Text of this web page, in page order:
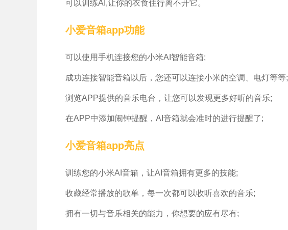
可以训练AI,让你的衣食住行离不开它。
小爱音箱app功能
可以使用手机连接您的小米AI智能音箱;
成功连接智能音箱以后，您还可以连接小米的空调、电灯等等;
浏览APP提供的音乐电台，让您可以发现更多好听的音乐;
在APP中添加闹钟提醒，AI音箱就会准时的进行提醒了;
小爱音箱app亮点
训练您的小米AI音箱，让AI音箱拥有更多的技能;
收藏经常播放的歌单，每一次都可以收听喜欢的音乐;
拥有一切与音乐相关的能力，你想要的应有尽有;